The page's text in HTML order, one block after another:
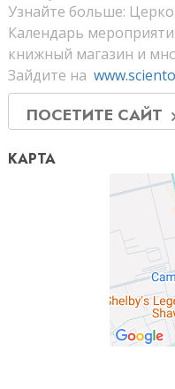
Узнайте больше:
Календарь
книжный магазин и
Зайдите на
ПОСЕТИТЕ САЙТ
КАРТА